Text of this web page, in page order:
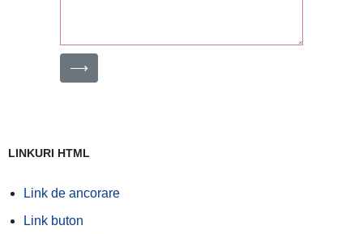
⟶
LINKURI HTML
Link de ancorare
Link buton